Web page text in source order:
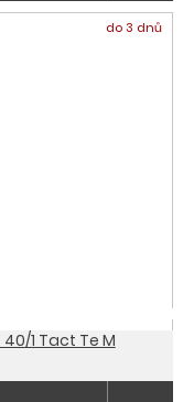
do 3 dnů
1 Tact Te M